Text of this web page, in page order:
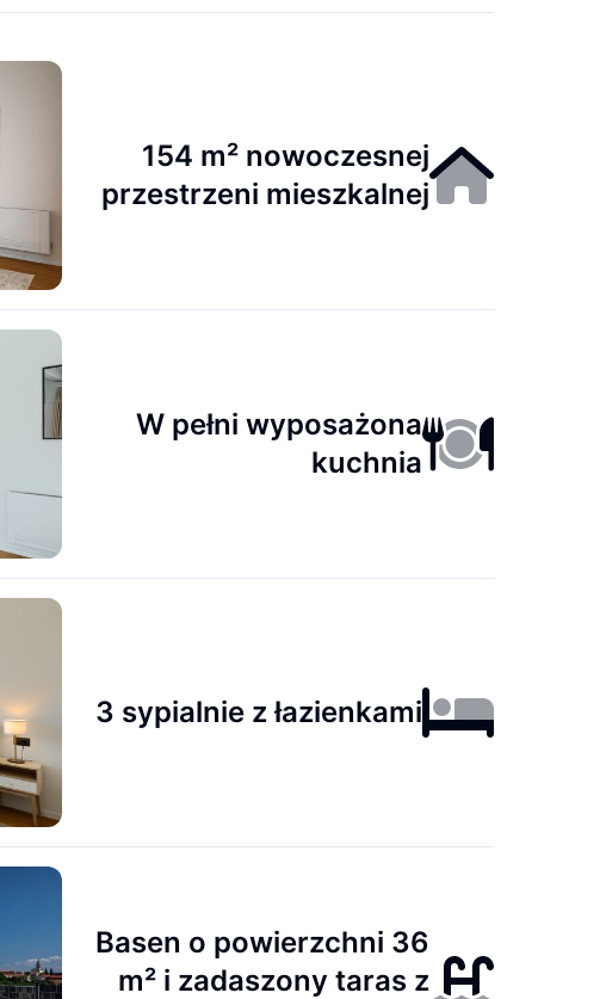
154 m² nowoczesnej
przestrzeni mieszkalnej
W pełni wyposażona
kuchnia
3 sypialnie z łazienkami
Basen o powierzchni 36
m² i zadaszony taras z